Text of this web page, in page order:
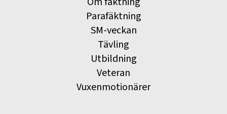
Parafäktning
SM-veckan
Tävling
Utbildning
Veteran
Vuxenmotionärer